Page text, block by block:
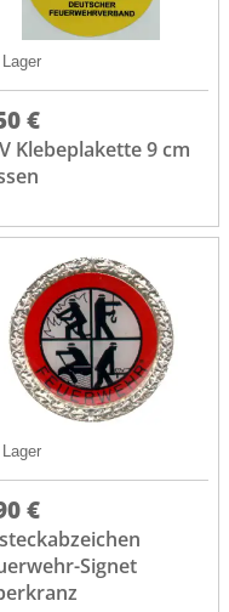
Lager
€
Klebeplakette 9 cm
Lager
€
Signet